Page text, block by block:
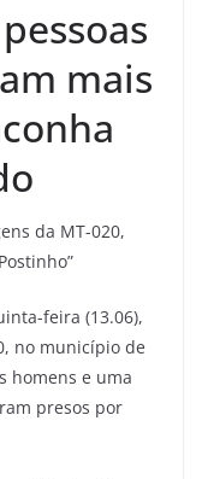
mais
da MT-020,
feira (13.06),
no município de
homens e uma
presos por